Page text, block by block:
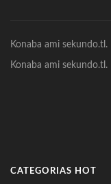
Konaba ami sekundo.tl.
Konaba ami sekundo.tl.
CATEGORIAS HOT